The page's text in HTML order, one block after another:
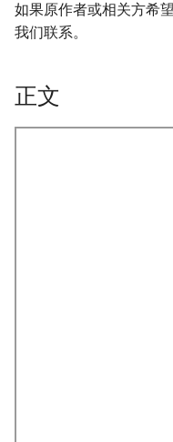
如果原作者或相关方希
我们联系。
正文